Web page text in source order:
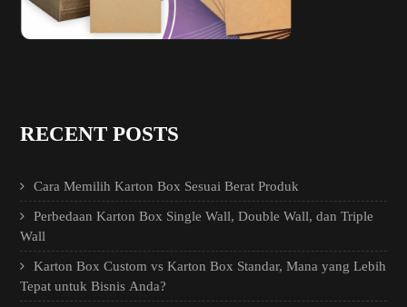
RECENT POSTS
Cara Memilih Karton Box Sesuai Berat Produk
Perbedaan Karton Box Single Wall, Double Wall, dan Triple
Wall
Karton Box Custom vs Karton Box Standar, Mana yang Lebih
Tepat untuk Bisnis Anda?